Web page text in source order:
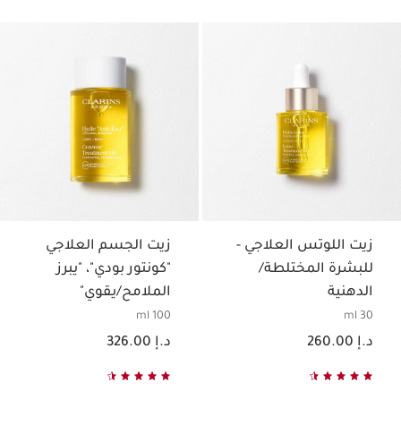
زيت اللوتس العلاجي -
للبشرة المختلطة/
الدهنية
30 ml
السعر الحالي هو د.إ 260.00
د.إ 260.00
زيت الجسم العلاجي
"كونتور بودي"، "يبرز
الملامح/يقوي"
100 ml
السعر الحالي هو د.إ 326.00
د.إ 326.00